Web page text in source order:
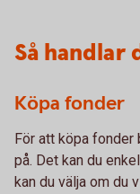
Så handlar
Köpa fonder
För att köpa fonder
på. Det kan du
kan du välja om du